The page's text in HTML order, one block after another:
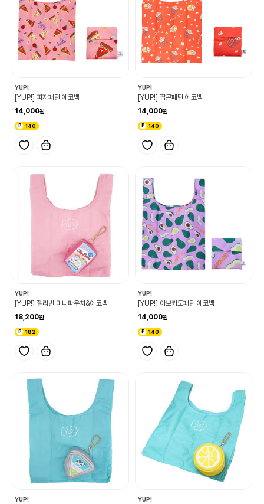
YUP!
[YUP!] 피자패턴 에코백
14,000
140
YUP!
[YUP!] 팝콘패턴 에코백
14,000
140
YUP!
[YUP!] 젤리빈 미니파우치&에코백
18,200
182
YUP!
[YUP!] 아보카도패턴 에코백
14,000
140
YUP! YUP!